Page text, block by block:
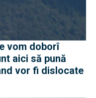
vom doborî
aici să pună
vor fi dislocate